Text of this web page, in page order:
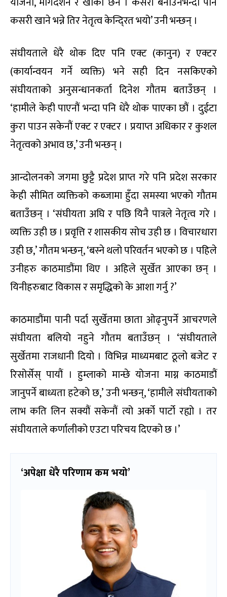
कसरी खाने भन्ने तिर नेतृत्व केन्दि्रत भयो’ उनी भन्छन् ।
संघीयताले धेरै थोक दिए पनि एक्ट (कानुन) र एक्टर
(कार्यान्वयन गर्ने व्यक्ति) भने सही दिन नसकिएको
संघीयताको अनुसन्धानकर्ता दिनेश गौतम बताउँछन् ।
‘हामीले केही पाएनौं भन्दा पनि धेरै थोक पाएका छौं । दुईटा
कुरा पाउन सकेनौं एक्ट र एक्टर । प्रयाप्त अधिकार र कुशल
नेतृत्वको अभाव छ,’ उनी भन्छन् ।
आन्दोलनको जगमा छुट्टै प्रदेश प्राप्त गरे पनि प्रदेश सरकार
केही सीमित व्यक्तिको कब्जामा हुँदा समस्या भएको गौतम
बताउँछन् । ‘संघीयता अघि र पछि यिनै पात्रले नेतृत्व गरे ।
व्यक्ति उही छ । प्रवृत्ति र शासकीय सोच उही छ । विचारधारा
उही छ,’ गौतम भन्छन्, ‘बस्ने थलो परिवर्तन भएको छ । पहिले
उनीहरु काठमाडौंमा थिए । अहिले सुर्खेत आएका छन् ।
यिनीहरुबाट विकास र समृद्धिको के आशा गर्नु ?’
काठमाडौंमा पानी पर्दा सुर्खेतमा छाता ओढ्नुपर्ने आचरणले
संघीयता बलियो नहुने गौतम बताउँछन् । ‘संघीयताले
सुर्खेतमा राजधानी दियो । विभिन्न माध्यमबाट ठूलो बजेट र
रिसोर्सेस् पायौं । हुम्लाको मान्छे योजना माग्न काठमाडौं
जानुपर्ने बाध्यता हटेको छ,’ उनी भन्छन्, ‘हामीले संघीयताको
लाभ कति लिन सक्यौं सकेनौं त्यो अर्को पार्टो रह्यो । तर
संघीयताले कर्णालीको एउटा परिचय दिएको छ ।’
‘अपेक्षा धेरै परिणाम कम भयो’